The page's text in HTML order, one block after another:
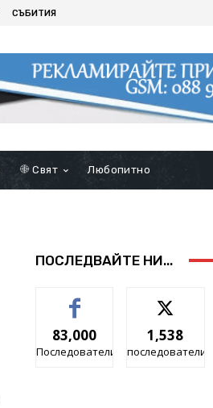
СЪБИТИЯ
Свят Любопитно
ПОСЛЕДВАЙТЕ НИ...
83,000
Последователи
1,538
последователи